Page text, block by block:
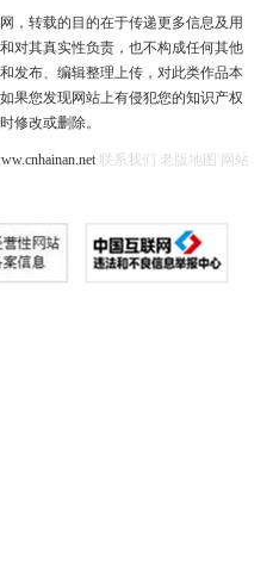
，转载的目的在于传递更多信息及用
对其真实性负责，也不构成任何其他
发布、编辑整理上传，对此类作品本
果您发现网站上有侵犯您的知识产权
修改或删除。
联系我们 老版地图
网站